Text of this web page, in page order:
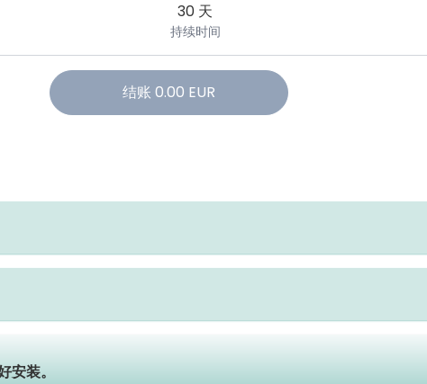
30 天
持续时间
结账 0.00 EUR
装。